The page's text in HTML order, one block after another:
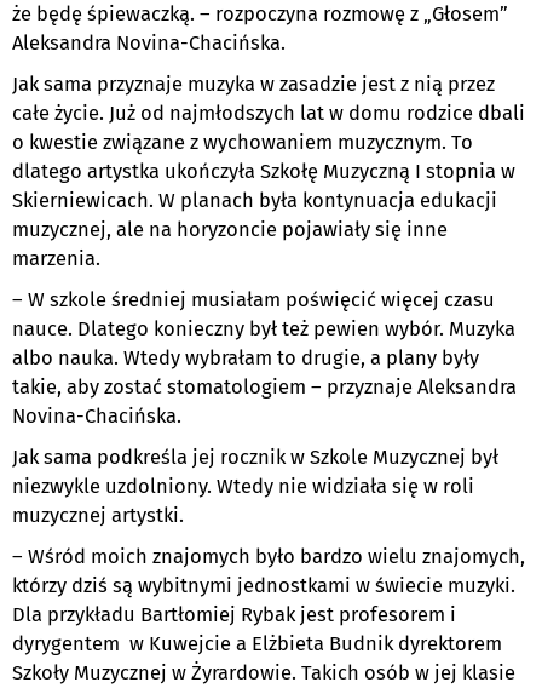
że będę śpiewaczką. – rozpoczyna rozmowę z „Głosem”
Aleksandra Novina-Chacińska.
Jak sama przyznaje muzyka w zasadzie jest z nią przez
całe życie. Już od najmłodszych lat w domu rodzice dbali
o kwestie związane z wychowaniem muzycznym. To
dlatego artystka ukończyła Szkołę Muzyczną I stopnia w
Skierniewicach. W planach była kontynuacja edukacji
muzycznej, ale na horyzoncie pojawiały się inne
marzenia.
– W szkole średniej musiałam poświęcić więcej czasu
nauce. Dlatego konieczny był też pewien wybór. Muzyka
albo nauka. Wtedy wybrałam to drugie, a plany były
takie, aby zostać stomatologiem – przyznaje Aleksandra
Novina-Chacińska.
Jak sama podkreśla jej rocznik w Szkole Muzycznej był
niezwykle uzdolniony. Wtedy nie widziała się w roli
muzycznej artystki.
– Wśród moich znajomych było bardzo wielu znajomych,
którzy dziś są wybitnymi jednostkami w świecie muzyki.
Dla przykładu Bartłomiej Rybak jest profesorem i
dyrygentem w Kuwejcie a Elżbieta Budnik dyrektorem
Szkoły Muzycznej w Żyrardowie. Takich osób w jej klasie